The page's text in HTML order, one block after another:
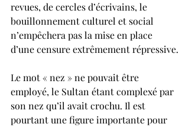
revues, de cercles d’écrivains, le
bouillonnement culturel et social
n’empêchera pas la mise en place
d’une censure extrêmement répressive.
Le mot « nez » ne pouvait être
employé, le Sultan étant complexé par
son nez qu’il avait crochu. Il est
pourtant une figure importante pour